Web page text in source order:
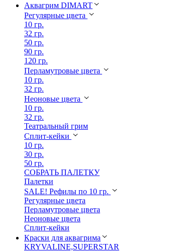
Аквагрим DIMART
Регулярные цвета
10 гр.
32 гр.
50 гр.
90 гр.
120 гр.
Перламутровые цвета
10 гр.
32 гр.
Неоновые цвета
10 гр.
32 гр.
Театральный грим
Сплит-кейки
10 гр.
30 гр.
50 гр.
СОБРАТЬ ПАЛЕТКУ
Палетки
SALE! Рефилы по 10 гр.
Регулярные цвета
Перламутровые цвета
Неоновые цвета
Сплит-кейки
Краски для аквагрима
KRYVALINE,SUPERSTAR